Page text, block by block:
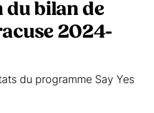
du bilan de
2024-
du programme Say Yes